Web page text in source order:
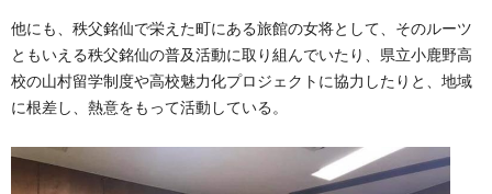
他にも、秩父銘仙で栄えた町にある旅館の女将として、そのルーツ
ともいえる秩父銘仙の普及活動に取り組んでいたり、県立小鹿野高
校の山村留学制度や高校魅力化プロジェクトに協力したりと、地域
に根差し、熱意をもって活動している。